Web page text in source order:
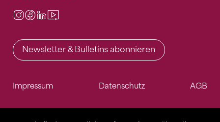
Instagram
Facebook
LinkedIn
Newsletter & Bulletins abonnieren
Impressum Datenschutz AGB